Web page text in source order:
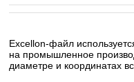
Excellon-файл
на промышленное
диаметре и координатах